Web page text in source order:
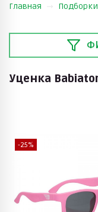
Главная Подборки
Уценка
-25%